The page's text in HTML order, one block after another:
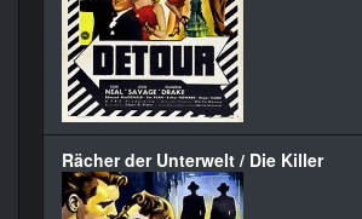
Rächer der Unterwelt / Die Killer